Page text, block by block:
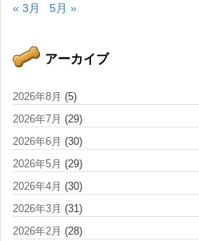
« 3月 5月 »
アーカイブ
2026年8月 (5)
2026年7月 (29)
2026年6月 (30)
2026年5月 (29)
2026年4月 (30)
2026年3月 (31)
2026年2月 (28)